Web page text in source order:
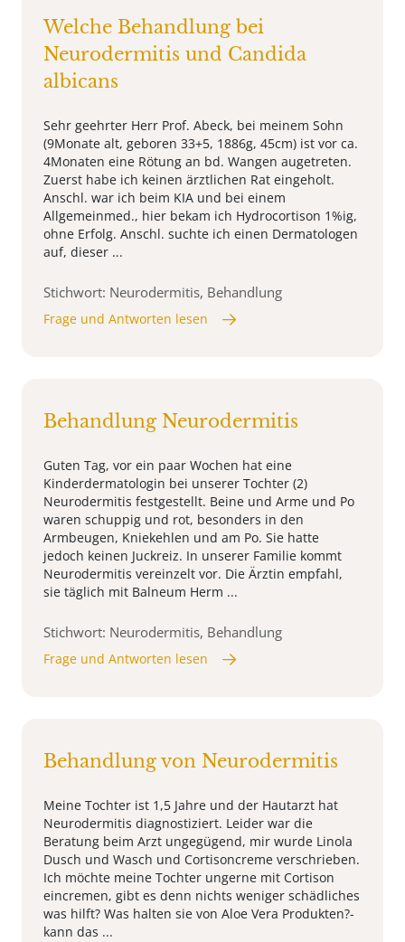
Welche Behandlung bei
Neurodermitis und Candida
albicans
Sehr geehrter Herr Prof. Abeck, bei meinem Sohn
(9Monate alt, geboren 33+5, 1886g, 45cm) ist vor ca.
4Monaten eine Rötung an bd. Wangen augetreten.
Zuerst habe ich keinen ärztlichen Rat eingeholt.
Anschl. war ich beim KIA und bei einem
Allgemeinmed., hier bekam ich Hydrocortison 1%ig,
ohne Erfolg. Anschl. suchte ich einen Dermatologen
auf, dieser ...
Stichwort: Neurodermitis, Behandlung
Frage und Antworten lesen
Behandlung Neurodermitis
Guten Tag, vor ein paar Wochen hat eine
Kinderdermatologin bei unserer Tochter (2)
Neurodermitis festgestellt. Beine und Arme und Po
waren schuppig und rot, besonders in den
Armbeugen, Kniekehlen und am Po. Sie hatte
jedoch keinen Juckreiz. In unserer Familie kommt
Neurodermitis vereinzelt vor. Die Ärztin empfahl,
sie täglich mit Balneum Herm ...
Stichwort: Neurodermitis, Behandlung
Frage und Antworten lesen
Behandlung von Neurodermitis
Meine Tochter ist 1,5 Jahre und der Hautarzt hat
Neurodermitis diagnostiziert. Leider war die
Beratung beim Arzt ungegügend, mir wurde Linola
Dusch und Wasch und Cortisoncreme verschrieben.
Ich möchte meine Tochter ungerne mit Cortison
eincremen, gibt es denn nichts weniger schädliches
was hilft? Was halten sie von Aloe Vera Produkten?-
kann das ...